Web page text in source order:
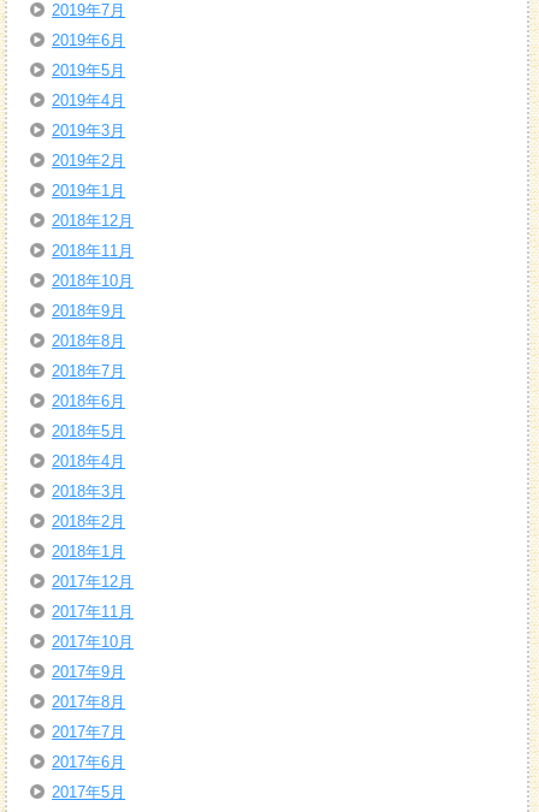
2019年7月
2019年6月
2019年5月
2019年4月
2019年3月
2019年2月
2019年1月
2018年12月
2018年11月
2018年10月
2018年9月
2018年8月
2018年7月
2018年6月
2018年5月
2018年4月
2018年3月
2018年2月
2018年1月
2017年12月
2017年11月
2017年10月
2017年9月
2017年8月
2017年7月
2017年6月
2017年5月